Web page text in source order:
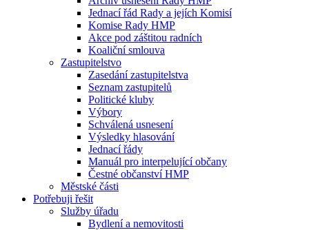
Jednací řád Rady a jejích Komisí
Komise Rady HMP
Akce pod záštitou radních
Koaliční smlouva
Zastupitelstvo
Zasedání zastupitelstva
Seznam zastupitelů
Politické kluby
Výbory
Schválená usnesení
Výsledky hlasování
Jednací řády
Manuál pro interpelující občany
Čestné občanství HMP
Městské části
Potřebuji řešit
Služby úřadu
Bydlení a nemovitosti